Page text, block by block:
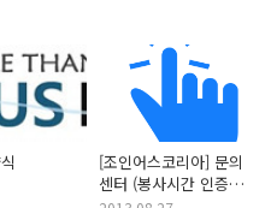
[조인어스코리아] 문의
센터 (봉사시간 인증